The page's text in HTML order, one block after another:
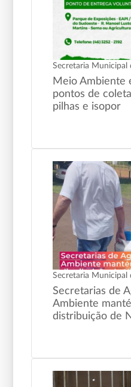
Secretaria Municipal
Meio Ambiente
pontos de
pilhas e isopor
Secretaria Municipal
Secretarias de
Ambiente
distribuição de